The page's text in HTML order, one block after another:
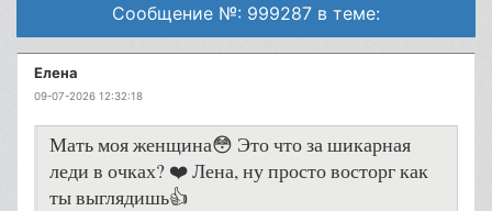
Сообщение №: 999287 в теме:
Елена
09-07-2026 12:32:18
Мать моя женщина😳 Это что за шикарная
леди в очках? ❤️ Лена, ну просто восторг как
ты выглядишь👍